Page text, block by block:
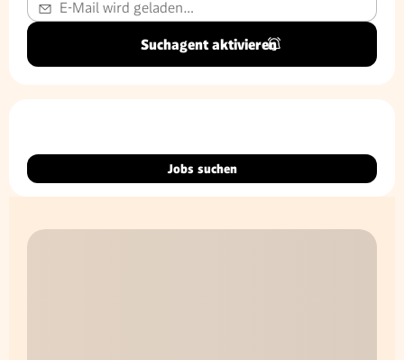
Suchagent aktivieren
Jobs suchen